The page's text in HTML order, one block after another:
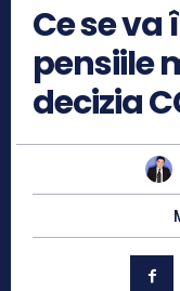
Ce se
pensiile
decizia